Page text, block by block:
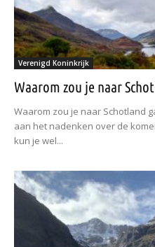
Verenigd Koninkrijk
Waarom zou je naar
Waarom zou je naar Schotland
aan het nadenken over de
kun je wel...